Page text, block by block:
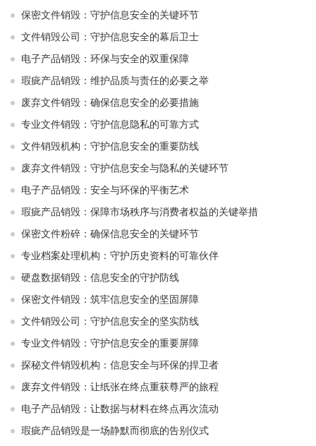
保密文件销毁：守护信息安全的关键环节
文件销毁公司：守护信息安全的幕后卫士
电子产品销毁：环保与安全的双重保障
瑕疵产品销毁：维护品质与责任的必要之举
废弃文件销毁：确保信息安全的必要措施
专业文件销毁：守护信息隐私的可靠方式
文件销毁机构：守护信息安全的重要防线
废弃文件销毁：守护信息安全与隐私的关键环节
电子产品销毁：安全与环保的平衡艺术
瑕疵产品销毁：保障市场秩序与消费者权益的关键举措
保密文件粉碎：确保信息安全的关键环节
专业档案处理机构：守护历史资料的可靠伙伴
硬盘数据销毁：信息安全的守护防线
保密文件销毁：筑牢信息安全的坚固屏障
文件销毁公司：守护信息安全的坚实防线
专业文件销毁：守护信息安全的重要屏障
探秘文件销毁机构：信息安全与环保的捍卫者
废弃文件销毁：让纸张在终点重获尊严的旅程
电子产品销毁：让数据与材料在终点再次流动
瑕疵产品销毁是一场静默而彻底的告别仪式